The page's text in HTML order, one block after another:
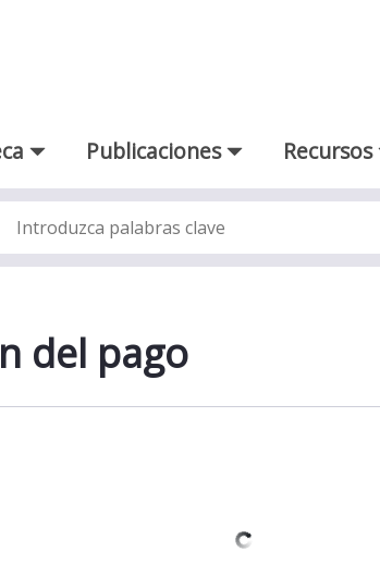
Publicaciones Recursos
del pago